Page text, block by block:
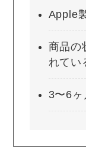
Apple
商品の
れてい
3〜6